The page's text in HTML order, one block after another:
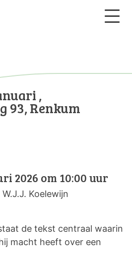
,
93, Renkum
2026 om 10:00 uur
Koelewijn
de tekst centraal waarin
macht heeft over een